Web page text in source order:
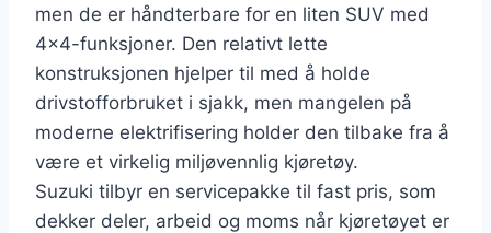
men de er håndterbare for en liten SUV med
4×4-funksjoner. Den relativt lette
konstruksjonen hjelper til med å holde
drivstofforbruket i sjakk, men mangelen på
moderne elektrifisering holder den tilbake fra å
være et virkelig miljøvennlig kjøretøy.
Suzuki tilbyr en servicepakke til fast pris, som
dekker deler, arbeid og moms når kjøretøyet er